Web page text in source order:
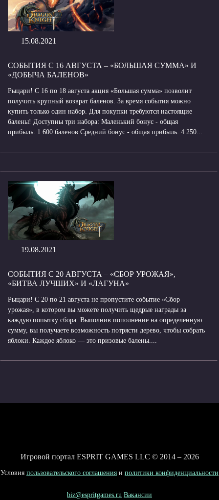
15.08.2021
СОБЫТИЯ С 16 АВГУСТА – «БОЛЬШАЯ СУММА» И
«ДОБЫЧА БАЛЕНОВ»
Рыцари! С 16 по 18 августа акция «Большая сумма» позволит
получить крупный возврат баленов. За время события можно
купить только один набор. Для покупки требуются настоящие
балены! Доступны три набора: Маленький бонус - общая
прибыль: 1 600 баленов Средний бонус - общая прибыль: 4 250...
19.08.2021
СОБЫТИЯ С 20 АВГУСТА – «СБОР УРОЖАЯ»,
«БИТВА ЛУЧШИХ» И «ЛАГУНА»
Рыцари! С 20 по 21 августа не пропустите событие «Сбор
урожая», в котором вы можете получить щедрые награды за
каждую попытку сбора. Выполнив пополнение на определенную
сумму, вы получаете возможность потрясти дерево, чтобы собрать
яблоки. Каждое яблоко — это призовые балены....
Игровой портал ESPRIT GAMES LLC © 2014 – 2026
Условия пользовательского соглашения и политики конфиденциальности
biz@espritgames.ru Вакансии